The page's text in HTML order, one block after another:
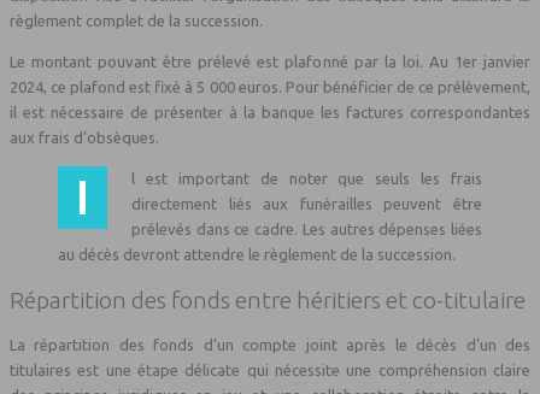
règlement complet de la succession.
Le montant pouvant être prélevé est plafonné par la loi. Au 1er janvier
2024, ce plafond est fixé à 5 000 euros. Pour bénéficier de ce prélèvement,
il est nécessaire de présenter à la banque les factures correspondantes
aux frais d’obsèques.
Il est important de noter que seuls les frais
directement liés aux funérailles peuvent être
prélevés dans ce cadre. Les autres dépenses liées
au décès devront attendre le règlement de la succession.
Répartition des fonds entre héritiers et co-titulaire
La répartition des fonds d’un compte joint après le décès d’un des
titulaires est une étape délicate qui nécessite une compréhension claire